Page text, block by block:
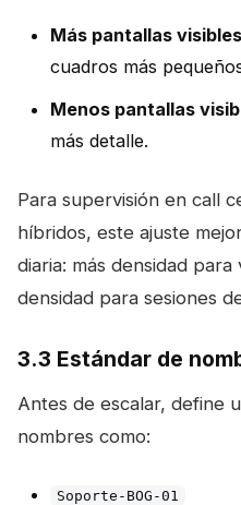
Más pantallas
cuadros más
Menos pantallas
más detalle.
Para supervisión en call
híbridos, este ajuste
diaria: más densidad
densidad para sesiones
3.3 Estándar de
Antes de escalar, define
nombres como:
Soporte-BOG-01